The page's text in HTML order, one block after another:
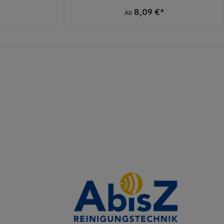
Ab 8,09 €*